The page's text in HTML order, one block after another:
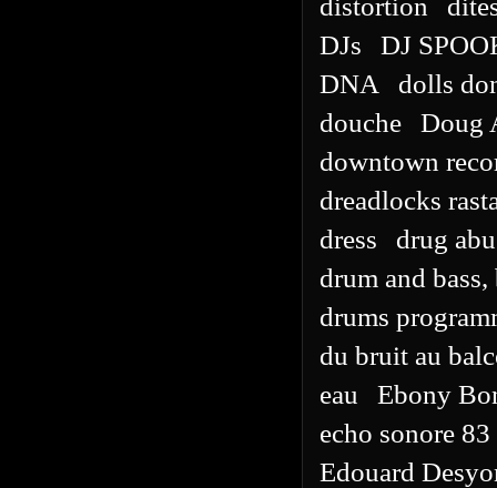
distortion
DJs
DJ
DNA
dolls
douche
Doug
downtown
dreadlocks
dress
drug
drum and
drums
du bruit au
eau
Ebony
echo sonore 83
Edouard